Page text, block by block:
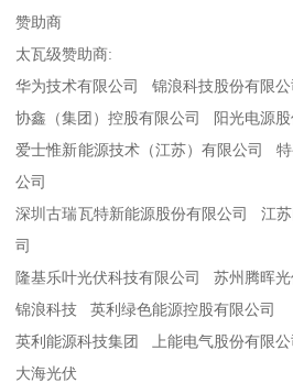
赞助商
太瓦级赞助商:
华为技术有限公司 锦浪科技股份有限公
协鑫（集团）控股有限公司 阳光电源股
爱士惟新能源技术（江苏）有限公司
公司
深圳古瑞瓦特新能源股份有限公司 江
司
隆基乐叶光伏科技有限公司 苏州腾晖光
锦浪科技 英利绿色能源控股有限公司
英利能源科技集团 上能电气股份有限公
大海光伏